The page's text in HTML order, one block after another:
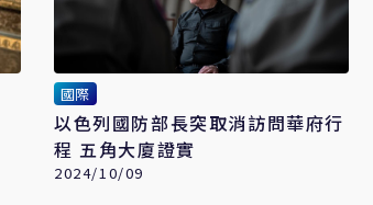
國際
以色列國防部長突取消訪問華府行
程 五角大廈證實
2024/10/09